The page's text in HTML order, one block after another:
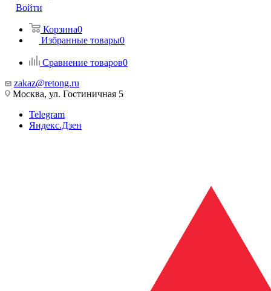
Войти
Корзина0
Избранные товары0
Сравнение товаров0
zakaz@retong.ru
Москва, ул. Гостиничная 5
Telegram
Яндекс.Дзен